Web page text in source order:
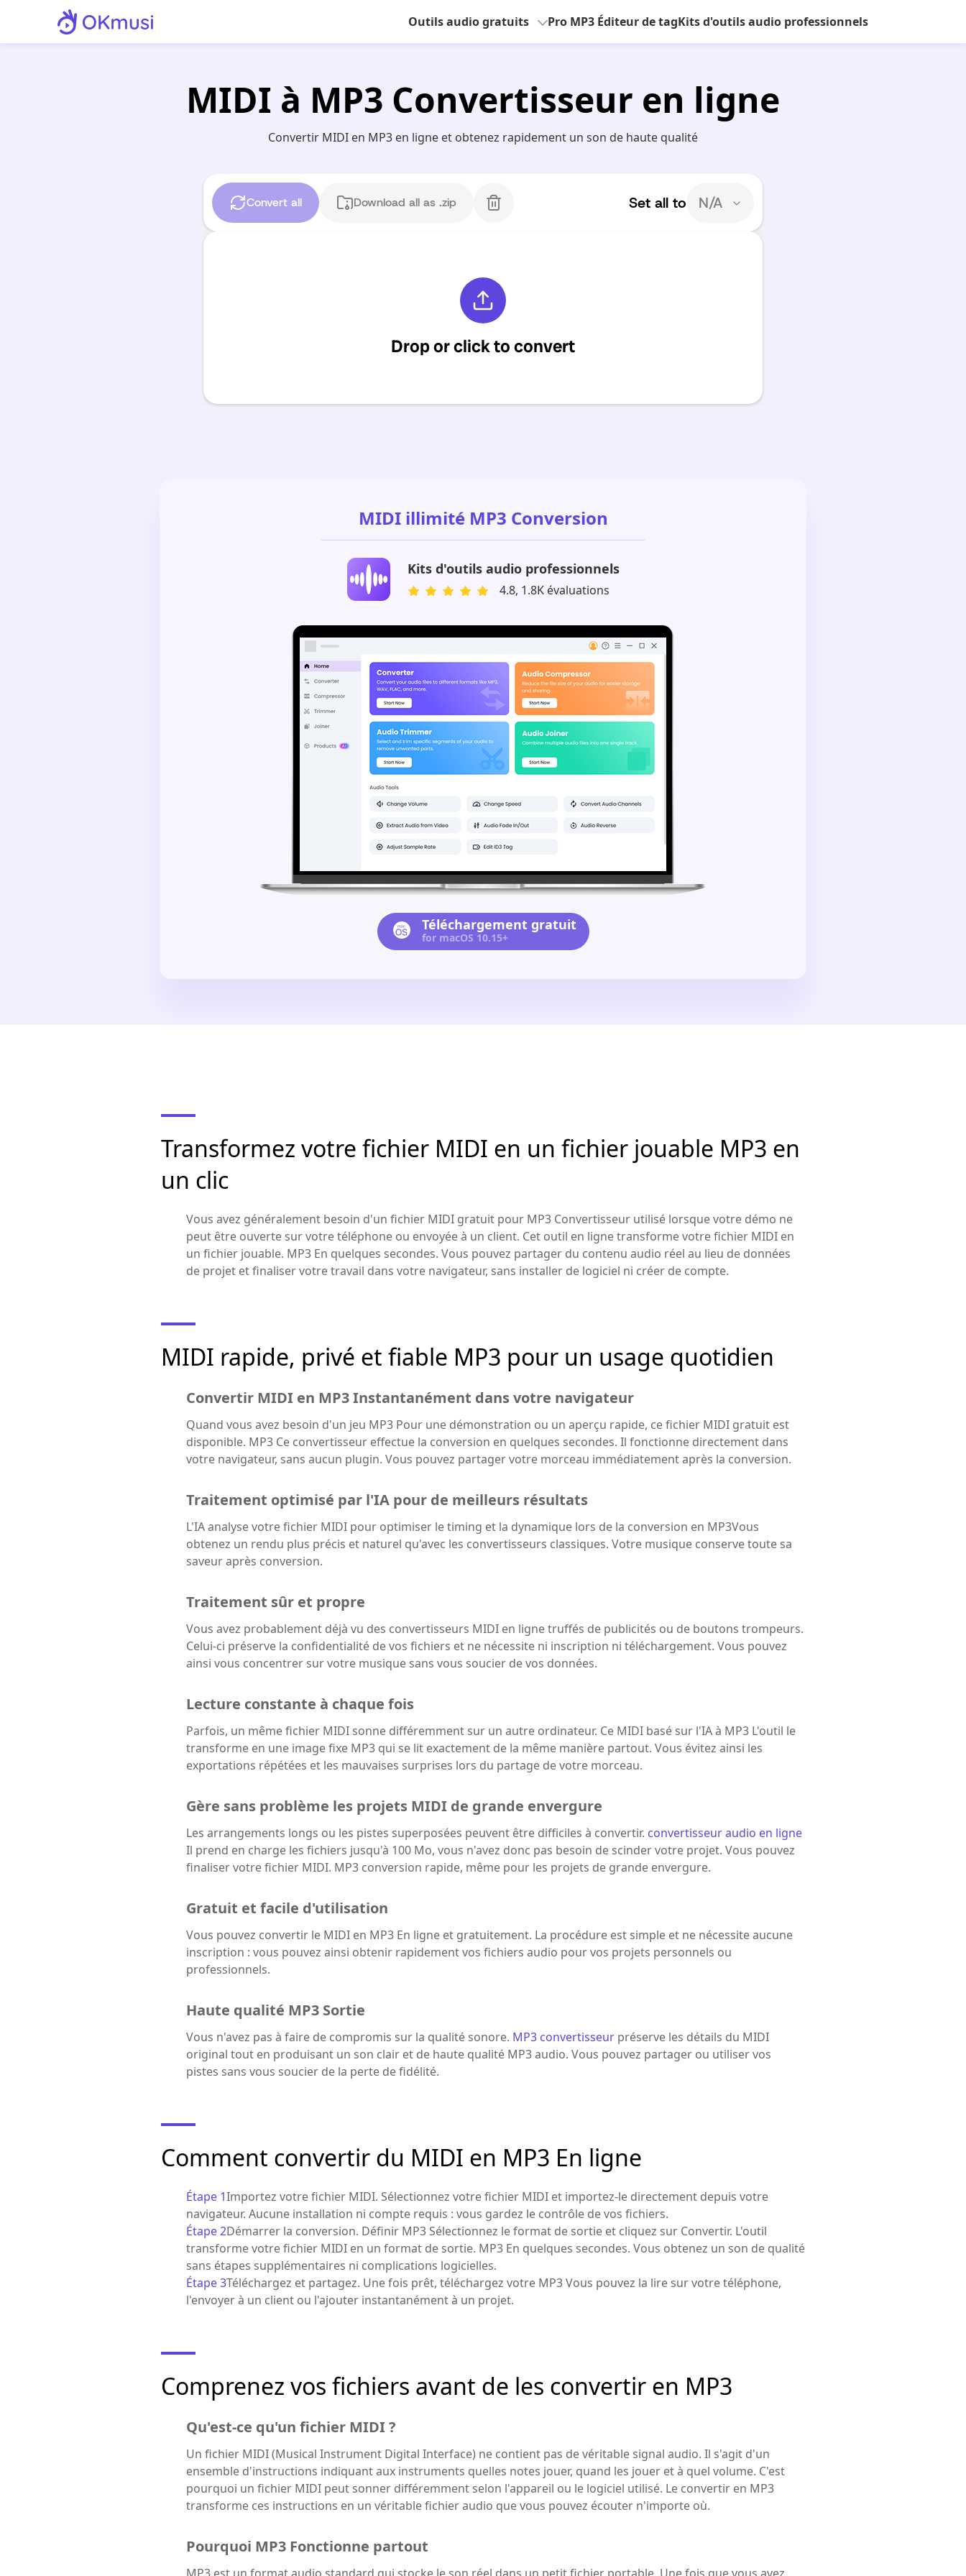
Outils audio gratuits Pro MP3 Éditeur de tagKits d'outils audio professionnels
MIDI à MP3 Convertisseur en ligne
Convertir MIDI en MP3 en ligne et obtenez rapidement un son de haute qualité
MIDI illimité MP3 Conversion
Kits d'outils audio professionnels
4.8, 1.8K évaluations
Téléchargement gratuit
for macOS 10.15+
Transformez votre fichier MIDI en un fichier jouable MP3 en
un clic
Vous avez généralement besoin d'un fichier MIDI gratuit pour MP3 Convertisseur utilisé lorsque votre démo ne
peut être ouverte sur votre téléphone ou envoyée à un client. Cet outil en ligne transforme votre fichier MIDI en
un fichier jouable. MP3 En quelques secondes. Vous pouvez partager du contenu audio réel au lieu de données
de projet et finaliser votre travail dans votre navigateur, sans installer de logiciel ni créer de compte.
MIDI rapide, privé et fiable MP3 pour un usage quotidien
Convertir MIDI en MP3 Instantanément dans votre navigateur
Quand vous avez besoin d'un jeu MP3 Pour une démonstration ou un aperçu rapide, ce fichier MIDI gratuit est
disponible. MP3 Ce convertisseur effectue la conversion en quelques secondes. Il fonctionne directement dans
votre navigateur, sans aucun plugin. Vous pouvez partager votre morceau immédiatement après la conversion.
Traitement optimisé par l'IA pour de meilleurs résultats
L'IA analyse votre fichier MIDI pour optimiser le timing et la dynamique lors de la conversion en MP3Vous
obtenez un rendu plus précis et naturel qu'avec les convertisseurs classiques. Votre musique conserve toute sa
saveur après conversion.
Traitement sûr et propre
Vous avez probablement déjà vu des convertisseurs MIDI en ligne truffés de publicités ou de boutons trompeurs.
Celui-ci préserve la confidentialité de vos fichiers et ne nécessite ni inscription ni téléchargement. Vous pouvez
ainsi vous concentrer sur votre musique sans vous soucier de vos données.
Lecture constante à chaque fois
Parfois, un même fichier MIDI sonne différemment sur un autre ordinateur. Ce MIDI basé sur l'IA à MP3 L'outil le
transforme en une image fixe MP3 qui se lit exactement de la même manière partout. Vous évitez ainsi les
exportations répétées et les mauvaises surprises lors du partage de votre morceau.
Gère sans problème les projets MIDI de grande envergure
Les arrangements longs ou les pistes superposées peuvent être difficiles à convertir. convertisseur audio en ligne
Il prend en charge les fichiers jusqu'à 100 Mo, vous n'avez donc pas besoin de scinder votre projet. Vous pouvez
finaliser votre fichier MIDI. MP3 conversion rapide, même pour les projets de grande envergure.
Gratuit et facile d'utilisation
Vous pouvez convertir le MIDI en MP3 En ligne et gratuitement. La procédure est simple et ne nécessite aucune
inscription : vous pouvez ainsi obtenir rapidement vos fichiers audio pour vos projets personnels ou
professionnels.
Haute qualité MP3 Sortie
Vous n'avez pas à faire de compromis sur la qualité sonore. MP3 convertisseur préserve les détails du MIDI
original tout en produisant un son clair et de haute qualité MP3 audio. Vous pouvez partager ou utiliser vos
pistes sans vous soucier de la perte de fidélité.
Comment convertir du MIDI en MP3 En ligne
Étape 1Importez votre fichier MIDI. Sélectionnez votre fichier MIDI et importez-le directement depuis votre
navigateur. Aucune installation ni compte requis : vous gardez le contrôle de vos fichiers.
Étape 2Démarrer la conversion. Définir MP3 Sélectionnez le format de sortie et cliquez sur Convertir. L'outil
transforme votre fichier MIDI en un format de sortie. MP3 En quelques secondes. Vous obtenez un son de qualité
sans étapes supplémentaires ni complications logicielles.
Étape 3Téléchargez et partagez. Une fois prêt, téléchargez votre MP3 Vous pouvez la lire sur votre téléphone,
l'envoyer à un client ou l'ajouter instantanément à un projet.
Comprenez vos fichiers avant de les convertir en MP3
Qu'est-ce qu'un fichier MIDI ?
Un fichier MIDI (Musical Instrument Digital Interface) ne contient pas de véritable signal audio. Il s'agit d'un
ensemble d'instructions indiquant aux instruments quelles notes jouer, quand les jouer et à quel volume. C'est
pourquoi un fichier MIDI peut sonner différemment selon l'appareil ou le logiciel utilisé. Le convertir en MP3
transforme ces instructions en un véritable fichier audio que vous pouvez écouter n'importe où.
Pourquoi MP3 Fonctionne partout